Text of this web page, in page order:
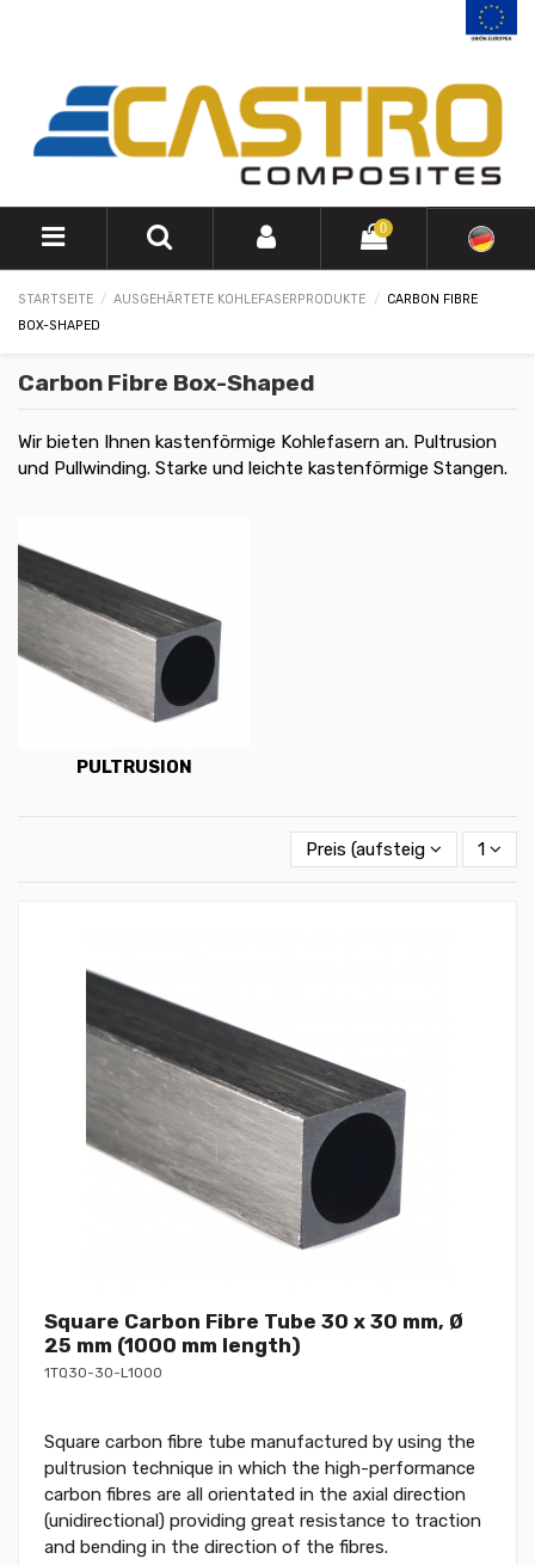
0
STARTSEITE AUSGEHÄRTETE KOHLEFASERPRODUKTE
CARBON FIBRE
BOX-SHAPED
Carbon Fibre Box-Shaped
Wir bieten Ihnen kastenförmige Kohlefasern an. Pultrusion
und Pullwinding. Starke und leichte kastenförmige Stangen.
PULTRUSION
Preis (aufsteigend) 1
Square Carbon Fibre Tube 30 x 30 mm, Ø
25 mm (1000 mm length)
1TQ30-30-L1000
Square carbon fibre tube manufactured by using the
pultrusion technique in which the high-performance
carbon fibres are all orientated in the axial direction
(unidirectional) providing great resistance to traction
and bending in the direction of the fibres.